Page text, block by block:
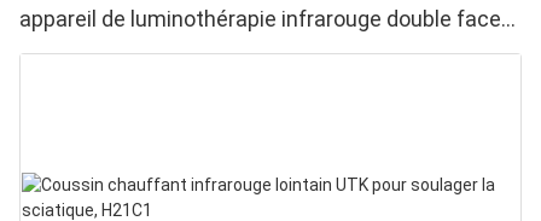
appareil de luminothérapie infrarouge double face
pour soulager les douleurs aux doigts et aux